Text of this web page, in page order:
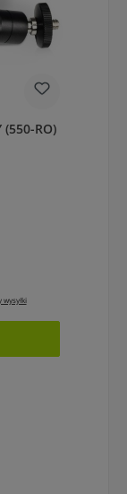
RO)
wysyłki